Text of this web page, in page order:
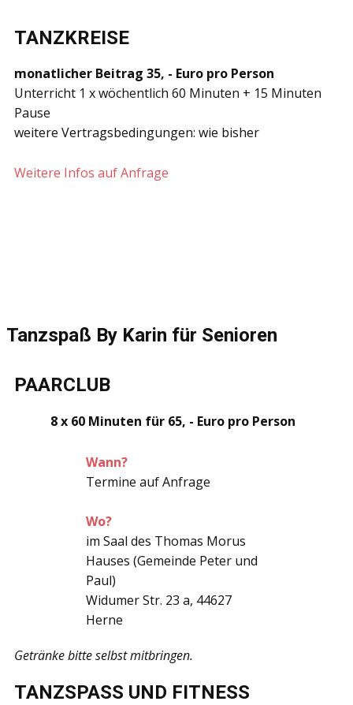
TANZKREISE
monatlicher Beitrag 35, - Euro pro Person
Unterricht 1 x wöchentlich 60 Minuten + 15 Minuten
Pause
weitere Vertragsbedingungen: wie bisher
Weitere Infos auf Anfrage
Tanzspaß By Karin für Senioren
PAARCLUB
8 x 60 Minuten für 65, - Euro pro Person
Wann?
Termine auf Anfrage
Wo?
im Saal des Thomas Morus
Hauses (Gemeinde Peter und
Paul)
Widumer Str. 23 a, 44627
Herne
Getränke bitte selbst mitbringen.
TANZSPASS UND FITNESS